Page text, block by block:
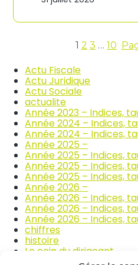
c
m
e
l
a
r
p
a
r
t
i
o
u
n
i
e
r
i
x
d
e
s
p
r
o
d
u
i
s
1 2 3 … 10
Actu Fiscale
Actu Juridique
Actu Sociale
actualite
Année 2023 – Indices,
Année 2024 – Indices,
Année 2024 – Indices,
Année 2025 –
Année 2025 – Indices,
Année 2025 – Indices,
Année 2025 – Indices,
Année 2026 –
Année 2026 – Indices,
Année 2026 – Indices,
Année 2026 – Indices,
chiffres
histoire
Le coin du dirigeant